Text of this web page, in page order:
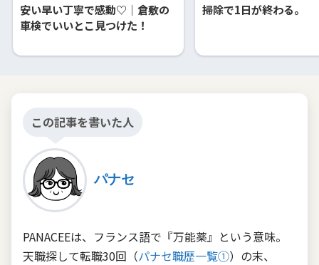
安い早い丁寧で感動♡｜倉敷の
車検でいいとこ見つけた！
掃除で1日が終わる。
この記事を書いた人
パナセ
PANACEEは、フランス語で『万能薬』という意味。
天職探して転職30回（パナセ職歴一覧①）の末、